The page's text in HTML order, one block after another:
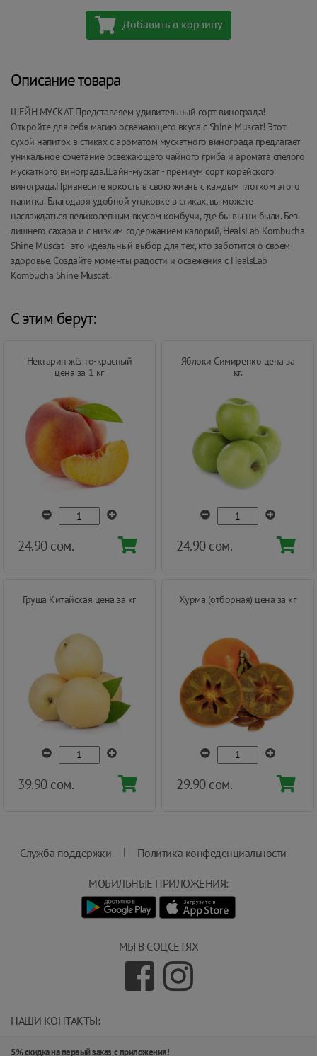
Добавить в корзину
Описание товара
ШЕЙН МУСКАТ Представляем удивительный сорт винограда!
Откройте для себя магию освежающего вкуса с Shine Muscat! Этот
сухой напиток в стиках с ароматом мускатного винограда предлагает
уникальное сочетание освежающего чайного гриба и аромата спелого
мускатного винограда.Шайн-мускат - премиум сорт корейского
винограда.Привнесите яркость в свою жизнь с каждым глотком этого
напитка. Благодаря удобной упаковке в стиках, вы можете
наслаждаться великолепным вкусом комбучи, где бы вы ни были. Без
лишнего сахара и с низким содержанием калорий, HealsLab Kombucha
Shine Muscat - это идеальный выбор для тех, кто заботится о своем
здоровье. Создайте моменты радости и освежения с HealsLab
Kombucha Shine Muscat.
С этим берут:
Нектарин жёлто-красный
цена за 1 кг
24.90 сом.
Яблоки Симиренко цена за
кг.
24.90 сом.
Груша Китайская цена за кг
39.90 сом.
Хурма (отборная) цена за кг
29.90 сом.
Служба поддержки | Политика конфеденциальности
МЫ В СОЦСЕТЯХ
НАШИ КОНТАКТЫ:
МОБИЛЬНЫЕ ПРИЛОЖЕНИЯ:
5% скидка на первый заказ с приложения!